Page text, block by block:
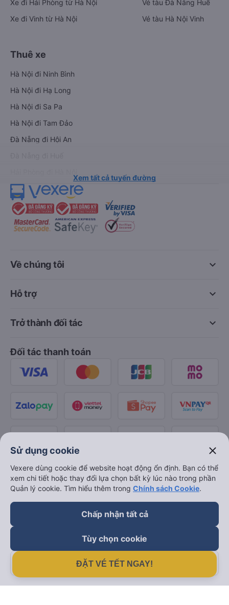
ĐẶT VÉ TẾT NGAY!
Xe đi Hải Phòng từ Hà Nội
Xe đi Vinh từ Hà Nội
Vé tàu Đà Nẵng Huế
Vé tàu Hà Nội Vinh
Thuê xe
Hà Nội đi Ninh Bình
Hà Nội đi Hạ Long
Hà Nội đi Sa Pa
Hà Nội đi Tam Đảo
Đà Nẵng đi Hội An
Xem tất cả tuyến đường
keyboard_arrow_down
Về chúng tôi
keyboard_arrow_down
Hỗ trợ
keyboard_arrow_down
Trở thành đối tác
Đối tác thanh toán
Theo dõi chúng tôi trên
Sử dụng cookie close
Vexere dùng cookie để website hoạt động ổn định. Bạn có thể
xem chi tiết hoặc thay đổi lựa chọn bất kỳ lúc nào trong phần
Quản lý cookie. Tìm hiểu thêm trong Chính sách Cookie.
Chấp nhận tất cả
Tùy chọn cookie
Từ chối